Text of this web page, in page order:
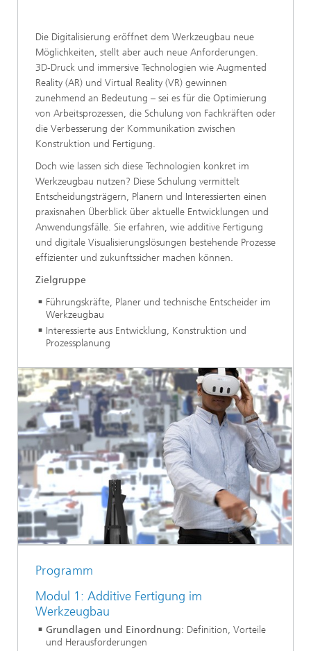
Die Digitalisierung eröffnet dem Werkzeugbau neue
Möglichkeiten, stellt aber auch neue Anforderungen.
3D-Druck und immersive Technologien wie Augmented
Reality (AR) und Virtual Reality (VR) gewinnen
zunehmend an Bedeutung – sei es für die Optimierung
von Arbeitsprozessen, die Schulung von Fachkräften oder
die Verbesserung der Kommunikation zwischen
Konstruktion und Fertigung.
Doch wie lassen sich diese Technologien konkret im
Werkzeugbau nutzen? Diese Schulung vermittelt
Entscheidungsträgern, Planern und Interessierten einen
praxisnahen Überblick über aktuelle Entwicklungen und
Anwendungsfälle. Sie erfahren, wie additive Fertigung
und digitale Visualisierungslösungen bestehende Prozesse
effizienter und zukunftssicher machen können.
Zielgruppe
Führungskräfte, Planer und technische Entscheider im
Werkzeugbau
Interessierte aus Entwicklung, Konstruktion und
Prozessplanung
Programm
Modul 1: Additive Fertigung im
Werkzeugbau
Grundlagen und Einordnung: Definition, Vorteile
und Herausforderungen